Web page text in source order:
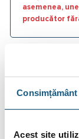
Consimțământ
Acest site
asemenea,
producător